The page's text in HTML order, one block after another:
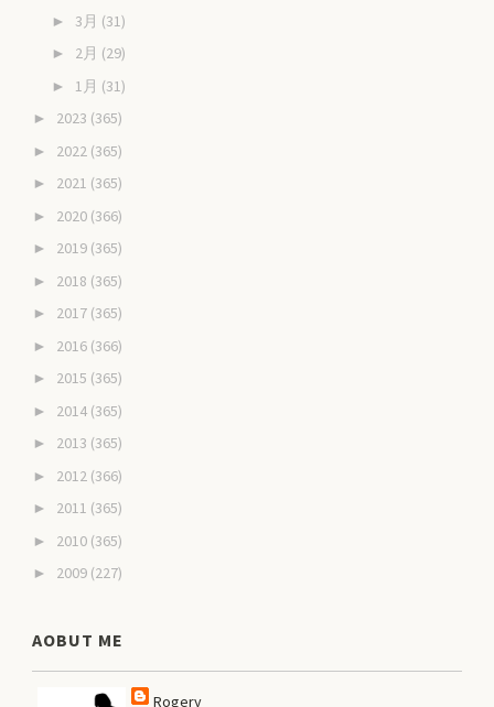
► 3月 (31)
► 2月 (29)
► 1月 (31)
► 2023 (365)
► 2022 (365)
► 2021 (365)
► 2020 (366)
► 2019 (365)
► 2018 (365)
► 2017 (365)
► 2016 (366)
► 2015 (365)
► 2014 (365)
► 2013 (365)
► 2012 (366)
► 2011 (365)
► 2010 (365)
► 2009 (227)
AOBUT ME
Rogery